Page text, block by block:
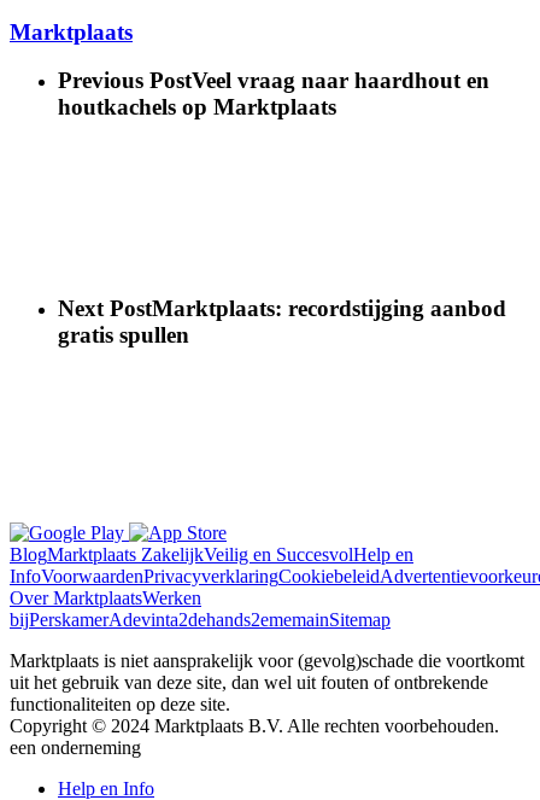
Marktplaats
Previous PostVeel vraag naar haardhout en
houtkachels op Marktplaats
Next PostMarktplaats: recordstijging aanbod
gratis spullen
BlogMarktplaats ZakelijkVeilig en SuccesvolHelp en
InfoVoorwaardenPrivacyverklaringCookiebeleid
Over MarktplaatsWerken
bijPerskamerAdevinta2dehands2ememainSitemap
Marktplaats is niet aansprakelijk voor (gevolg)schade die voortkomt
uit het gebruik van deze site, dan wel uit fouten of ontbrekende
functionaliteiten op deze site.
Copyright © 2024 Marktplaats B.V. Alle rechten voorbehouden.
een onderneming
Help en Info